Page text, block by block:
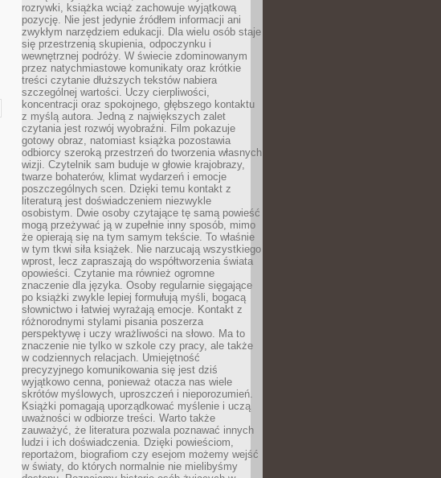
rozrywki, książka wciąż zachowuje wyjątkową
pozycję. Nie jest jedynie źródłem informacji ani
zwykłym narzędziem edukacji. Dla wielu osób staje
się przestrzenią skupienia, odpoczynku i
wewnętrznej podróży. W świecie zdominowanym
przez natychmiastowe komunikaty oraz krótkie
treści czytanie dłuższych tekstów nabiera
szczególnej wartości. Uczy cierpliwości,
koncentracji oraz spokojnego, głębszego kontaktu
z myślą autora. Jedną z największych zalet
czytania jest rozwój wyobraźni. Film pokazuje
gotowy obraz, natomiast książka pozostawia
odbiorcy szeroką przestrzeń do tworzenia własnych
wizji. Czytelnik sam buduje w głowie krajobrazy,
twarze bohaterów, klimat wydarzeń i emocje
poszczególnych scen. Dzięki temu kontakt z
literaturą jest doświadczeniem niezwykle
osobistym. Dwie osoby czytające tę samą powieść
mogą przeżywać ją w zupełnie inny sposób, mimo
że opierają się na tym samym tekście. To właśnie
w tym tkwi siła książek. Nie narzucają wszystkiego
wprost, lecz zapraszają do współtworzenia świata
opowieści. Czytanie ma również ogromne
znaczenie dla języka. Osoby regularnie sięgające
po książki zwykle lepiej formułują myśli, bogacą
słownictwo i łatwiej wyrażają emocje. Kontakt z
różnorodnymi stylami pisania poszerza
perspektywę i uczy wrażliwości na słowo. Ma to
znaczenie nie tylko w szkole czy pracy, ale także
w codziennych relacjach. Umiejętność
precyzyjnego komunikowania się jest dziś
wyjątkowo cenna, ponieważ otacza nas wiele
skrótów myślowych, uproszczeń i nieporozumień.
Książki pomagają uporządkować myślenie i uczą
uważności w odbiorze treści. Warto także
zauważyć, że literatura pozwala poznawać innych
ludzi i ich doświadczenia. Dzięki powieściom,
reportażom, biografiom czy esejom możemy wejść
w światy, do których normalnie nie mielibyśmy